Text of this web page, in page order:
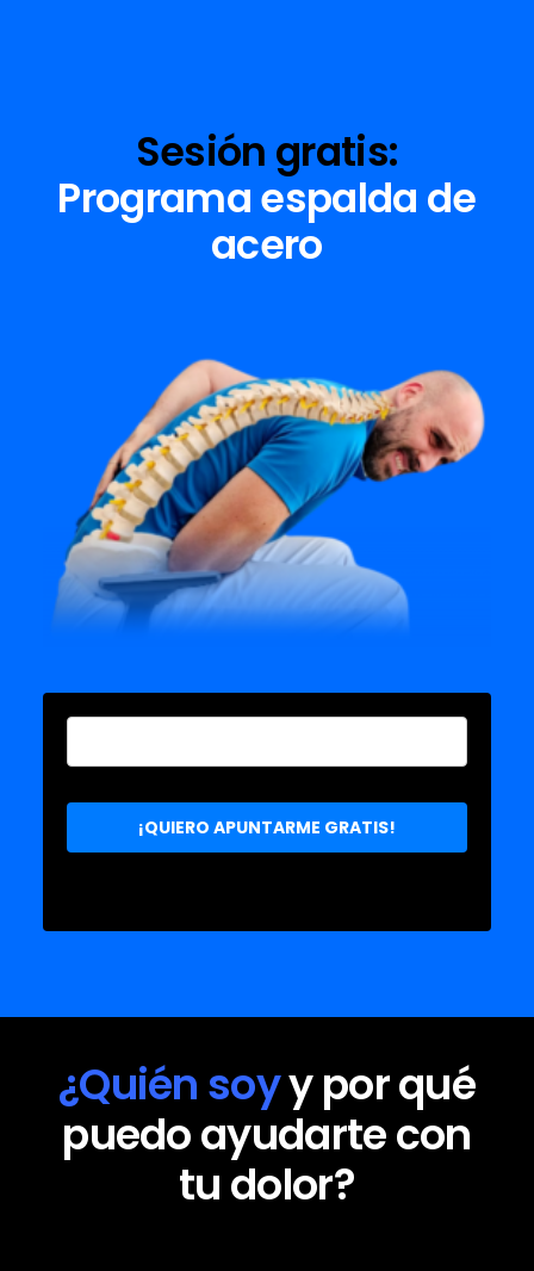
Sesión gratis:
Programa espalda de
acero
¿Quién soyy por qué
puedo ayudarte con
tu dolor?